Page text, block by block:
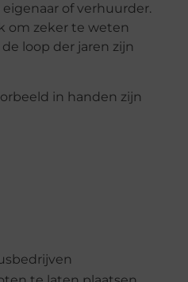
of verhuurder.
om zeker te weten
loop der jaren zijn
in handen zijn